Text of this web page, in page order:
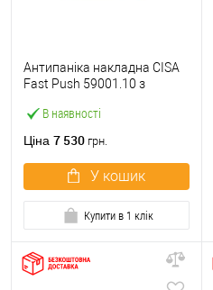
В наявності
Антипаніка накладна CISA
Fast Push 59001.10 з
червона
Ціна 7 530 грн.
У кошик
Купити в 1 клік